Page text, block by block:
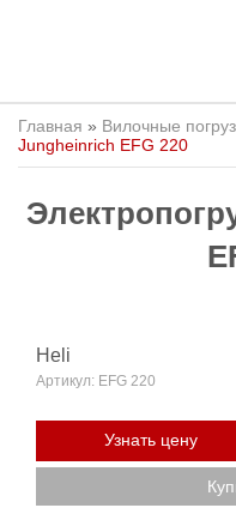
Главная » Вилочные
Jungheinrich EFG 220
Heli
Артикул: EFG 220
Узнать цену